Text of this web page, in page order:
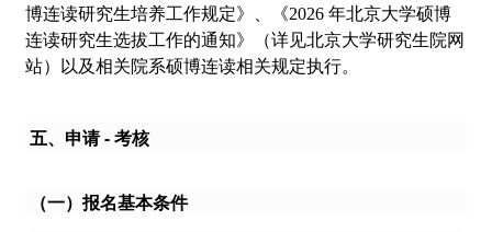
博连读研究生培养工作规定》、《2026 年北京大学硕博
连读研究生选拔工作的通知》（详见北京大学研究生院网
站）以及相关院系硕博连读相关规定执行。
五、申请 - 考核
（一）报名基本条件